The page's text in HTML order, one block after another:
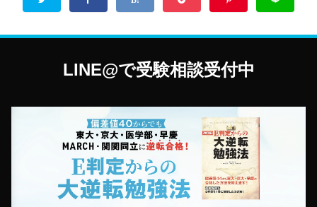
LINE@で受験相談受付中